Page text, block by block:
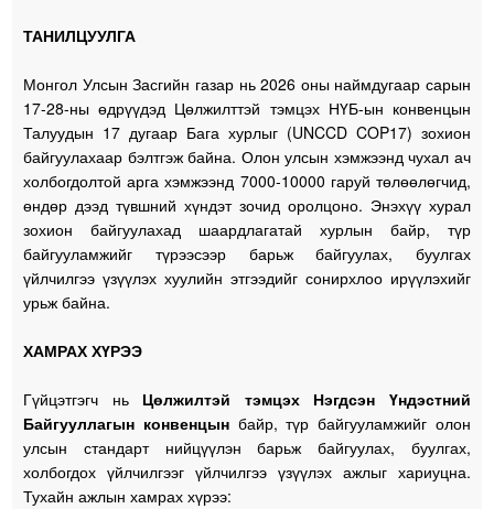
ТАНИЛЦУУЛГА
Монгол Улсын Засгийн газар нь 2026 оны наймдугаар сарын
17-28-ны өдрүүдэд Цөлжилттэй тэмцэх НҮБ-ын конвенцын
Талуудын 17 дугаар Бага хурлыг (UNCCD COP17) зохион
байгуулахаар бэлтгэж байна. Олон улсын хэмжээнд чухал ач
холбогдолтой арга хэмжээнд 7000-10000 гаруй төлөөлөгчид,
өндөр дээд түвшний хүндэт зочид оролцоно. Энэхүү хурал
зохион байгуулахад шаардлагатай хурлын байр, түр
байгууламжийг түрээсээр барьж байгуулах, буулгах
үйлчилгээ үзүүлэх хуулийн этгээдийг сонирхлоо ирүүлэхийг
урьж байна.
ХАМРАХ ХҮРЭЭ
Гүйцэтгэгч нь Цөлжилтэй тэмцэх Нэгдсэн Үндэстний
Байгууллагын конвенцын байр, түр байгууламжийг олон
улсын стандарт нийцүүлэн барьж байгуулах, буулгах,
холбогдох үйлчилгээг үйлчилгээ үзүүлэх ажлыг хариуцна.
Тухайн ажлын хамрах хүрээ: